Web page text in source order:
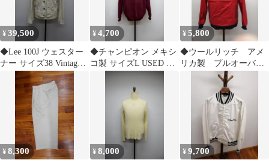
¥39,500
◆Lee 100J ウェスター
ナー サイズ38 Vintage
60sライダース
¥4,700
◆チャンピオン メキシ
コ製 サイズL USED 古
着 トリコタグ フーデッ
¥5,800
◆ウールリッチ アメ
リカ製 プルオーバ
ー 70年製 サイドZIP
イ S USED
¥8,300 ¥8,000 ¥9,700